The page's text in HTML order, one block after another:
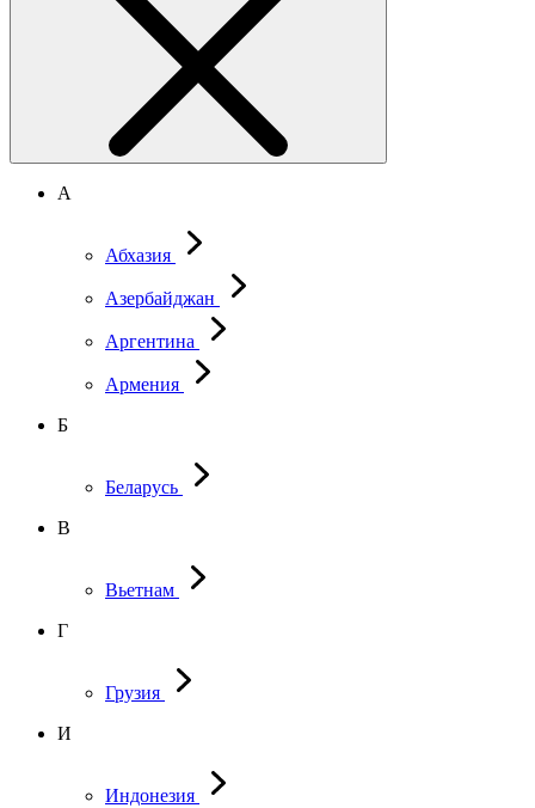
А
Абхазия
Азербайджан
Аргентина
Армения
Б
Беларусь
В
Вьетнам
Г
Грузия
И
Индонезия